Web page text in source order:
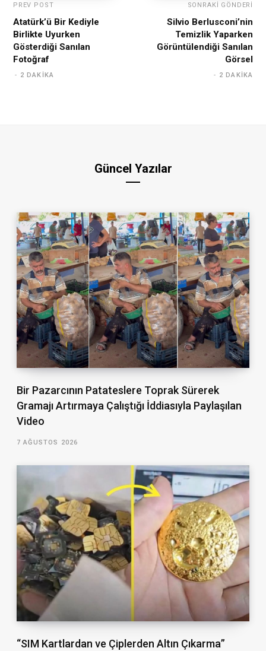
PREV POST
Atatürk’ü Bir Kediyle
Birlikte Uyurken
Gösterdiği Sanılan
Fotoğraf
2 DAKIKA
SONRAKI GÖNDERI
Silvio Berlusconi’nin
Temizlik Yaparken
Görüntülendiği Sanılan
Görsel
2 DAKIKA
Güncel Yazılar
Bir Pazarcının Patateslere Toprak Sürerek
Gramajı Artırmaya Çalıştığı İddiasıyla Paylaşılan
Video
7 AĞUSTOS 2026
“SIM Kartlardan ve Çiplerden Altın Çıkarma”